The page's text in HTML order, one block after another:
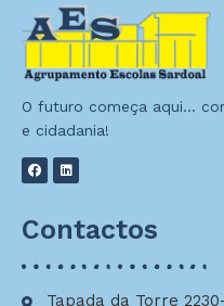
O futuro começa aqui…
e cidadania!
Contactos
Tapada da Torre